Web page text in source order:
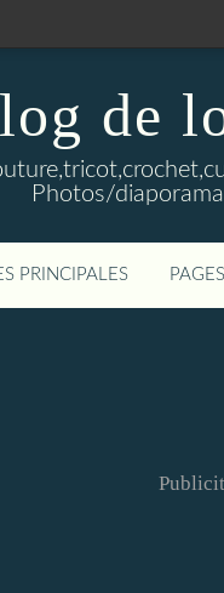
de
Photos/
PRINCIPALES PAGES